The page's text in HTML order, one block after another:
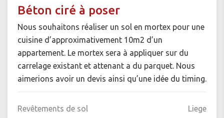
Béton ciré à poser
Nous souhaitons réaliser un sol en mortex pour une
cuisine d’approximativement 10m2 d’un
appartement. Le mortex sera à appliquer sur du
carrelage existant et attenant a du parquet. Nous
aimerions avoir un devis ainsi qu’une idée du timing.
Revêtements de sol Liege